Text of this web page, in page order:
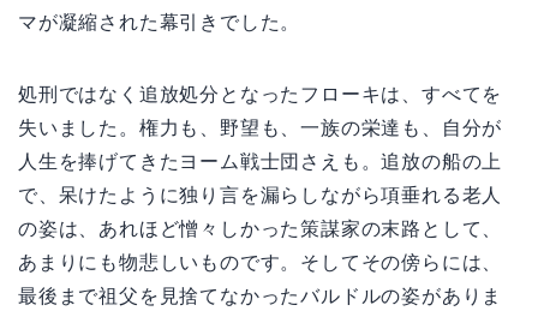
マが凝縮された幕引きでした。
処刑ではなく追放処分となったフローキは、すべてを
失いました。権力も、野望も、一族の栄達も、自分が
人生を捧げてきたヨーム戦士団さえも。追放の船の上
で、呆けたように独り言を漏らしながら項垂れる老人
の姿は、あれほど憎々しかった策謀家の末路として、
あまりにも物悲しいものです。そしてその傍らには、
最後まで祖父を見捨てなかったバルドルの姿がありま